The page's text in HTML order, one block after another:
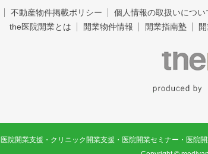
不動産物件掲載ポリシー 個人情報の取扱いについ
the医院開業とは
開業物件情報 開業指南塾
he医院開業
roduced by
ンス
医院開業支援・クリニック開業支援・医院開業セミナー・医院